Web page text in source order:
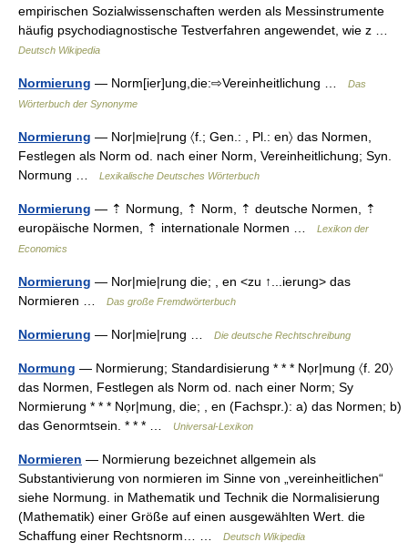
empirischen Sozialwissenschaften werden als Messinstrumente
häufig psychodiagnostische Testverfahren angewendet, wie z …
Deutsch Wikipedia
Normierung — Norm[ier]ung,die:⇨Vereinheitlichung …
Das
Wörterbuch der Synonyme
Normierung — Nor|mie|rung 〈f.; Gen.: , Pl.: en〉 das Normen,
Festlegen als Norm od. nach einer Norm, Vereinheitlichung; Syn.
Normung …
Lexikalische Deutsches Wörterbuch
Normierung — ⇡ Normung, ⇡ Norm, ⇡ deutsche Normen, ⇡
europäische Normen, ⇡ internationale Normen …
Lexikon der
Economics
Normierung — Nor|mie|rung die; , en <zu ↑...ierung> das
Normieren …
Das große Fremdwörterbuch
Normierung — Nor|mie|rung … Die deutsche Rechtschreibung
Normung — Normierung; Standardisierung * * * Nọr|mung 〈f. 20〉
das Normen, Festlegen als Norm od. nach einer Norm; Sy
Normierung * * * Nọr|mung, die; , en (Fachspr.): a) das Normen; b)
das Genormtsein. * * * …
Universal-Lexikon
Normieren — Normierung bezeichnet allgemein als
Substantivierung von normieren im Sinne von „vereinheitlichen“
siehe Normung. in Mathematik und Technik die Normalisierung
(Mathematik) einer Größe auf einen ausgewählten Wert. die
Schaffung einer Rechtsnorm… …
Deutsch Wikipedia